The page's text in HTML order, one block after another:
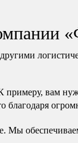
примеру, вам
благодаря